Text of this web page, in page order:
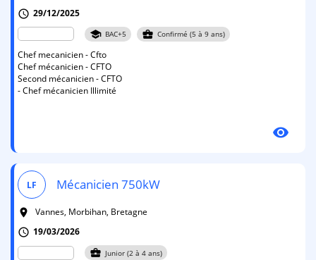
schedule 29/12/2025
school BAC+5 business_center Confirmé (5 à 9 ans)
Chef mecanicien - Cfto
Chef mécanicien - CFTO
Second mécanicien - CFTO
- Chef mécanicien Illimité
visibility
LF Mécanicien 750kW
room
Vannes, Morbihan, Bretagne
schedule 19/03/2026
business_center Junior (2 à 4 ans)